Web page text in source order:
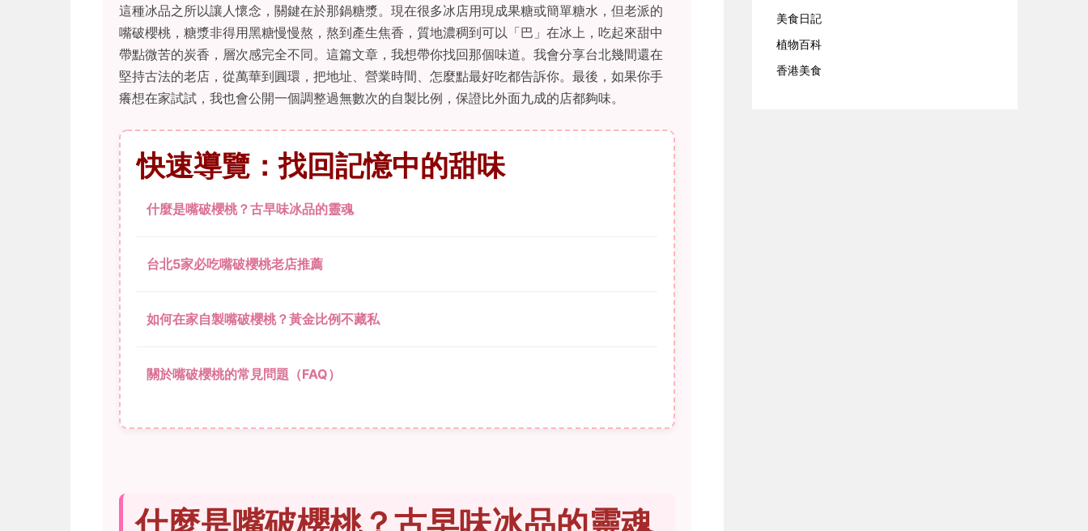
這種冰品之所以讓人懷念，關鍵在於那鍋糖漿。現在很多冰店用現成果糖或簡單糖水，但老派的
嘴破櫻桃，糖漿非得用黑糖慢慢熬，熬到產生焦香，質地濃稠到可以「巴」在冰上，吃起來甜中
帶點微苦的炭香，層次感完全不同。這篇文章，我想帶你找回那個味道。我會分享台北幾間還在
堅持古法的老店，從萬華到圓環，把地址、營業時間、怎麼點最好吃都告訴你。最後，如果你手
癢想在家試試，我也會公開一個調整過無數次的自製比例，保證比外面九成的店都夠味。
快速導覽：找回記憶中的甜味
什麼是嘴破櫻桃？古早味冰品的靈魂
台北5家必吃嘴破櫻桃老店推薦
如何在家自製嘴破櫻桃？黃金比例不藏私
關於嘴破櫻桃的常見問題（FAQ）
美食日記
植物百科
香港美食